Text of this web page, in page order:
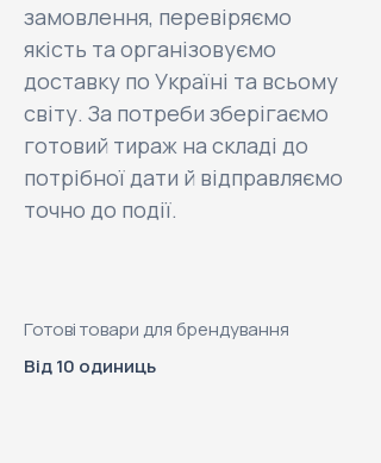
замовлення, перевіряємо
якість та організовуємо
доставку по Україні та всьому
світу. За потреби зберігаємо
готовий тираж на складі до
потрібної дати й відправляємо
точно до події.
Готові товари для брендування
Від 10 одиниць